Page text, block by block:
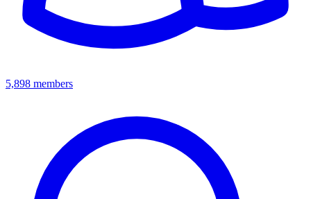
5,898 members